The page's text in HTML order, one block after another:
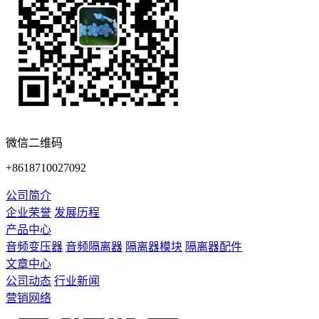
微信二维码
+8618710027092
公司简介
企业荣誉 发展历程
产品中心
音频变压器 音频隔离器 隔离器模块 隔离器配件
文章中心
公司动态 行业新闻
营销网络